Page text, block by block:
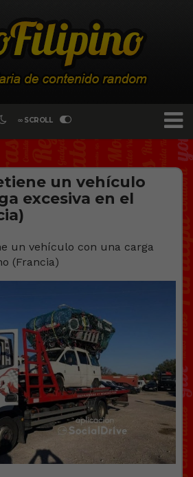
∞ SCROLL
un vehículo
excesiva en el